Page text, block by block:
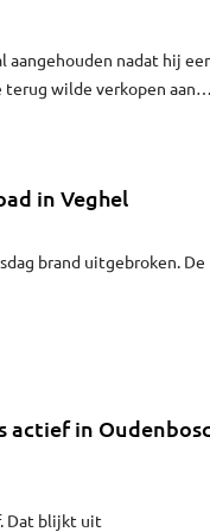
aangehouden nadat hij
wilde verkopen aan
in Veghel
brand uitgebroken. De
actief in
Dat blijkt uit